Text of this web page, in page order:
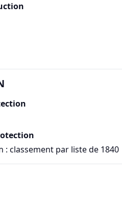
: classement par liste de 1840